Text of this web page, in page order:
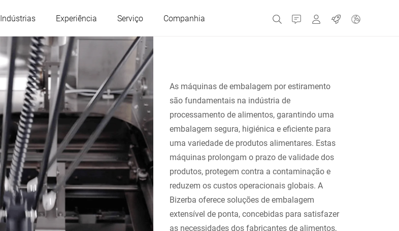
Indústrias Experiência Serviço Companhia Contato MyBizerbaEmpregos
Bélgica República Checa
Alemanha Grécia
Itália Holanda
Portugal Rússia
Eslováquia Espanha
As máquinas de embalagem por estiramento
são fundamentais na indústria de
processamento de alimentos, garantindo uma
embalagem segura, higiénica e eficiente para
uma variedade de produtos alimentares. Estas
máquinas prolongam o prazo de validade dos
produtos, protegem contra a contaminação e
reduzem os custos operacionais globais. A
Bizerba oferece soluções de embalagem
extensível de ponta, concebidas para satisfazer
as necessidades dos fabricantes de alimentos,